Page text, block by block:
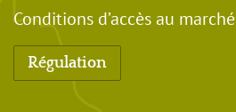
Conditions d’accès au marché
Régulation